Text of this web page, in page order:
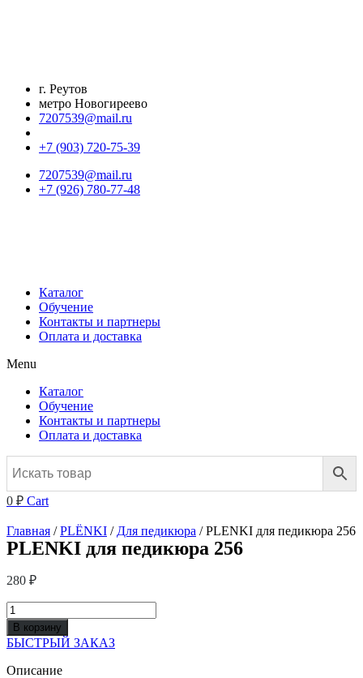
г. Реутов
метро Новогиреево
7207539@mail.ru
+7 (903) 720-75-39
7207539@mail.ru
+7 (926) 780-77-48
Каталог
Обучение
Контакты и партнеры
Оплата и доставка
Menu
Каталог
Обучение
Контакты и партнеры
Оплата и доставка
0 ₽ Cart
Главная /PLЁNKI / Для педикюра / PLENKI для педикюра 256
PLENKI для педикюра 256
280 ₽
Количество
товара
PLENKI
для
педикюра
В корзину
БЫСТРЫЙ ЗАКАЗ
Описание